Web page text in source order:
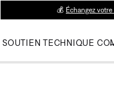
💰 Échangez
SOUTIEN TECHNIQUE